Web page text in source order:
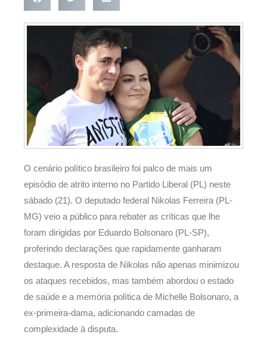
O cenário político brasileiro foi palco de mais um
episódio de atrito interno no Partido Liberal (PL) neste
sábado (21). O deputado federal Nikolas Ferreira (PL-
MG) veio a público para rebater as críticas que lhe
foram dirigidas por Eduardo Bolsonaro (PL-SP),
proferindo declarações que rapidamente ganharam
destaque. A resposta de Nikolas não apenas minimizou
os ataques recebidos, mas também abordou o estado
de saúde e a memória política de Michelle Bolsonaro, a
ex-primeira-dama, adicionando camadas de
complexidade à disputa.